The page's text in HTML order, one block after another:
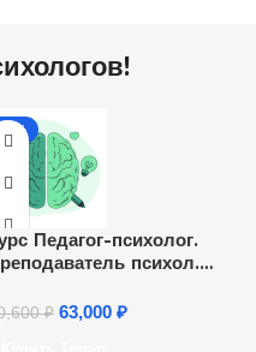
-11%
Педагог-психолог.
психол.
₽ 63,000 ₽